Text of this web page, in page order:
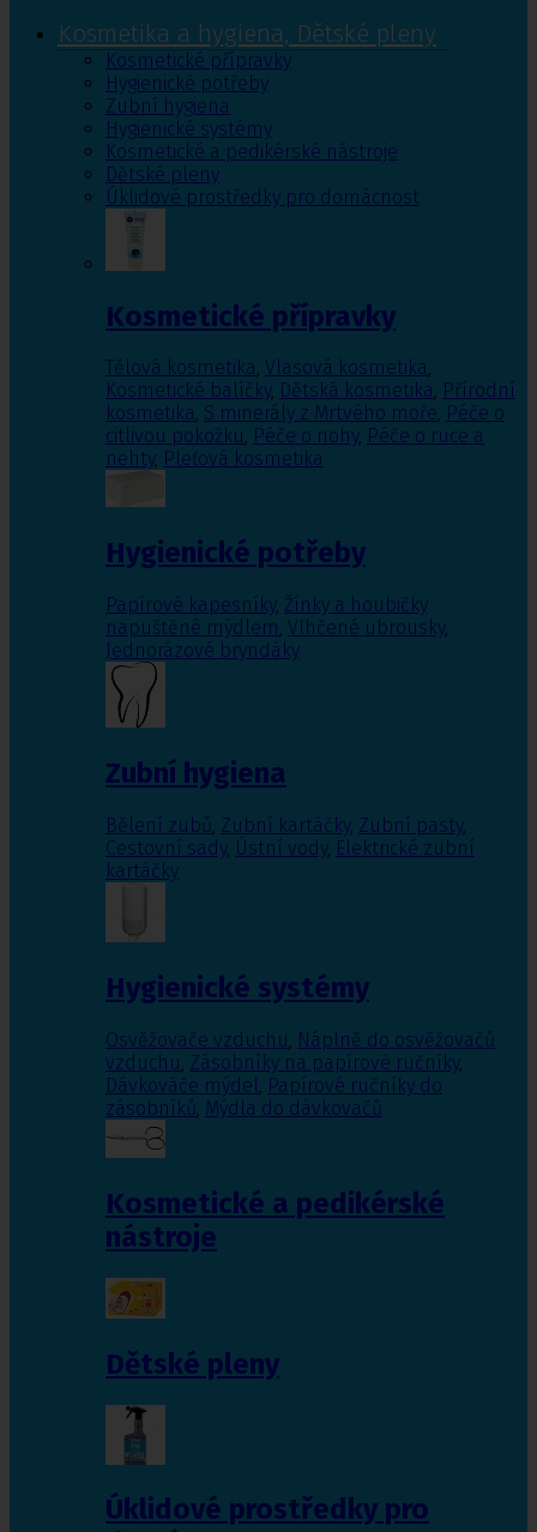
Kosmetika a hygiena, Dětské pleny
Kosmetické přípravky
Hygienické potřeby
Zubní hygiena
Hygienické systémy
Kosmetické a pedikérské nástroje
Dětské pleny
Úklidové prostředky pro domácnost
Kosmetické přípravky
Tělová kosmetika, Vlasová kosmetika,
Kosmetické balíčky, Dětská kosmetika, Přírodní
kosmetika, S minerály z Mrtvého moře, Péče o
citlivou pokožku, Péče o nohy, Péče o ruce a
nehty, Pleťová kosmetika
Hygienické potřeby
Papírové kapesníky, Žínky a houbičky
napuštěné mýdlem, Vlhčené ubrousky,
Jednorázové bryndáky
Zubní hygiena
Bělení zubů, Zubní kartáčky, Zubní pasty,
Cestovní sady, Ústní vody, Elektrické zubní
kartáčky
Hygienické systémy
Osvěžovače vzduchu, Náplně do osvěžovačů
vzduchu, Zásobníky na papírové ručníky,
Dávkováče mýdel, Papírové ručníky do
zásobníků, Mýdla do dávkovačů
Kosmetické a pedikérské
nástroje
Dětské pleny
Úklidové prostředky pro